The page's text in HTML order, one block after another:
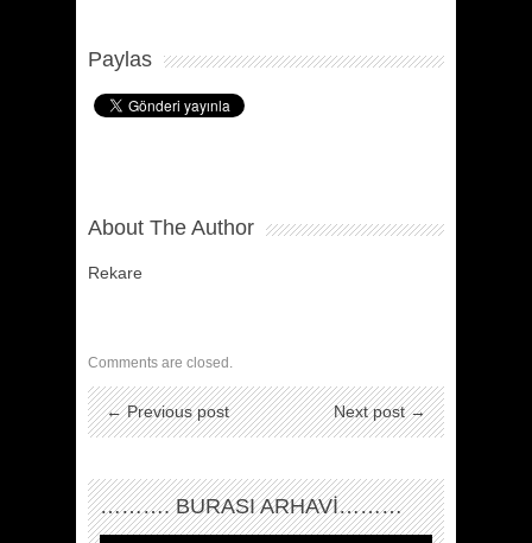
Paylas
About The Author
Rekare
Comments are closed.
← Previous post Next post →
………. BURASI ARHAVİ………